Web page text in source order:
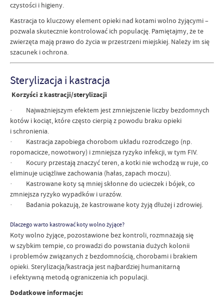
czystości i higieny.
Kastracja to kluczowy element opieki nad kotami wolno żyjącymi –
pozwala skutecznie kontrolować ich populację. Pamiętajmy, że te
zwierzęta mają prawo do życia w przestrzeni miejskiej. Należy im się
szacunek i ochrona.
Sterylizacja i kastracja
Korzyści z kastracji/sterylizacji
· Najważniejszym efektem jest zmniejszenie liczby bezdomnych
kotów i kociąt, które często cierpią z powodu braku opieki
i schronienia.
· Kastracja zapobiega chorobom układu rozrodczego (np.
ropomacicze, nowotwory) i zmniejsza ryzyko infekcji, w tym FIV.
· Kocury przestają znaczyć teren, a kotki nie wchodzą w ruje, co
eliminuje uciążliwe zachowania (hałas, zapach moczu).
· Kastrowane koty są mniej skłonne do ucieczek i bójek, co
zmniejsza ryzyko wypadków i urazów.
· Badania pokazują, że kastrowane koty żyją dłużej i zdrowiej.
Dlaczego warto kastrować koty wolno żyjące?
Koty wolno żyjące, pozostawione bez kontroli, rozmnażają się
w szybkim tempie, co prowadzi do powstania dużych kolonii
i problemów związanych z bezdomnością, chorobami i brakiem
opieki. Sterylizacja/kastracja jest najbardziej humanitarną
i efektywną metodą ograniczenia ich populacji.
Dodatkowe informacje: